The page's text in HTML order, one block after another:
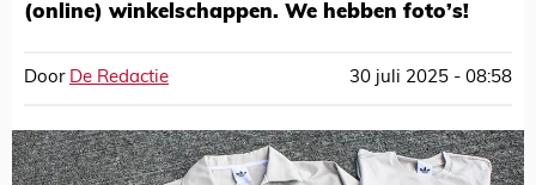
(online) winkelschappen. We hebben foto’s!
Door De Redactie 30 juli 2025 - 08:58